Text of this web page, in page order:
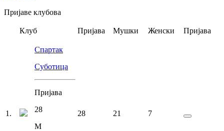
Пријаве клубова
Клуб Пријава Мушки Женски Пријава
1 .
Спартак
Суботица
Пријава
28
М
28 21 7